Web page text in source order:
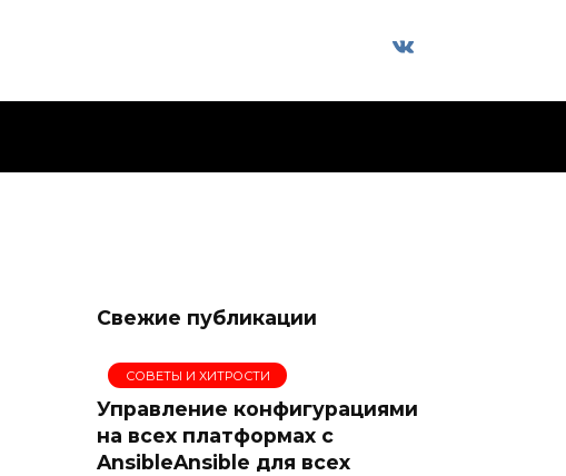
Свежие публикации
СОВЕТЫ И ХИТРОСТИ
Управление конфигурациями
на всех платформах с
AnsibleAnsible для всех